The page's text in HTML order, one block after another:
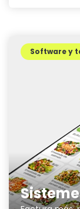
Software y